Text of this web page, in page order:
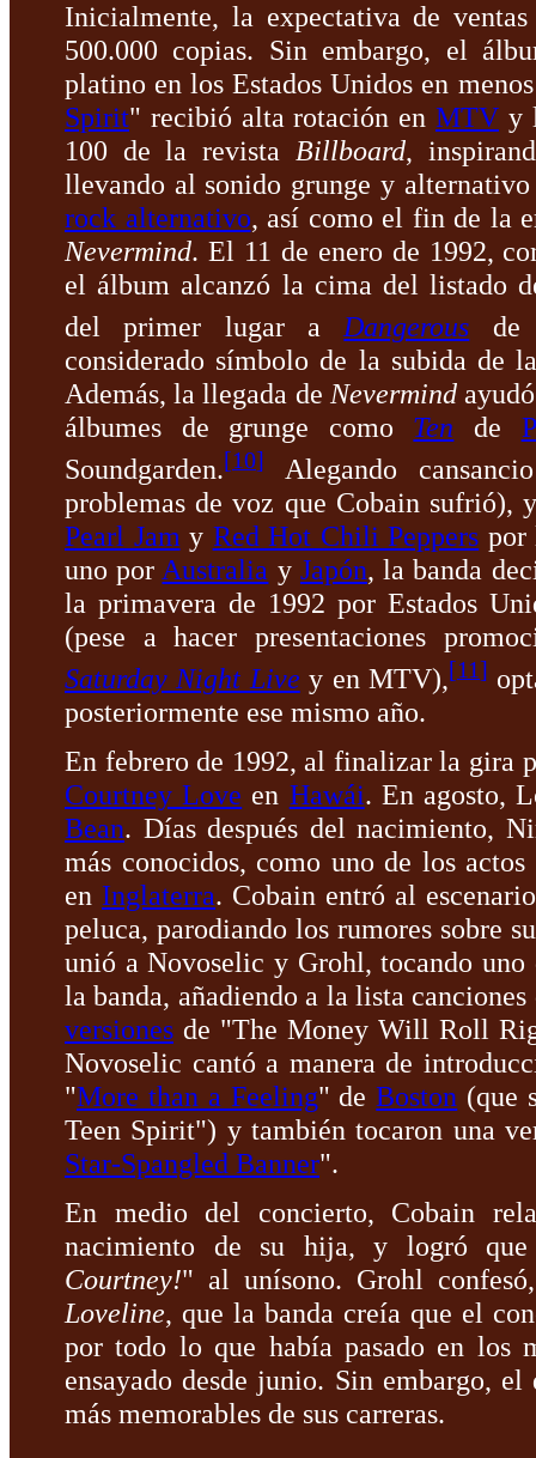
Inicialmente, la expectativa de
500.000 copias. Sin embargo, el
platino en los Estados Unidos en
Spirit" recibió alta rotación en MTVy
100 de la revista Billboard,
llevando al sonido grunge y
rock alternativo, así como el fin de la
Nevermind. El 11 de enero de 1992,
el álbum alcanzó la cima del listado
del primer lugar a Dangerous
considerado símbolo de la subida de
Además, la llegada de Nevermindayudó
álbumes de grunge como Ten de
Soundgarden.[10]
Alegando
problemas de voz que Cobain sufrió),
Pearl Jam y Red Hot Chili Peppers por
uno por Australia y Japón, la banda
la primavera de 1992 por Estados
(pese a hacer presentaciones
Saturday Night Live y en MTV), [11]
posteriormente ese mismo año.
En febrero de 1992, al finalizar la gira
Courtney Love en Hawái. En agosto,
Bean. Días después del nacimiento,
más conocidos, como uno de los
en Inglaterra. Cobain entró al
peluca, parodiando los rumores sobre
unió a Novoselic y Grohl, tocando uno
la banda, añadiendo a la lista
versiones de "The Money Will Roll
Novoselic cantó a manera de
"More than a Feeling" deBoston (que
Teen Spirit") y también tocaron una
Star-Spangled Banner".
En medio del concierto, Cobain
nacimiento de su hija, y logró
Courtney!" al unísono. Grohl
Loveline, que la banda creía que el
por todo lo que había pasado en los
ensayado desde junio. Sin embargo,
más memorables de sus carreras.